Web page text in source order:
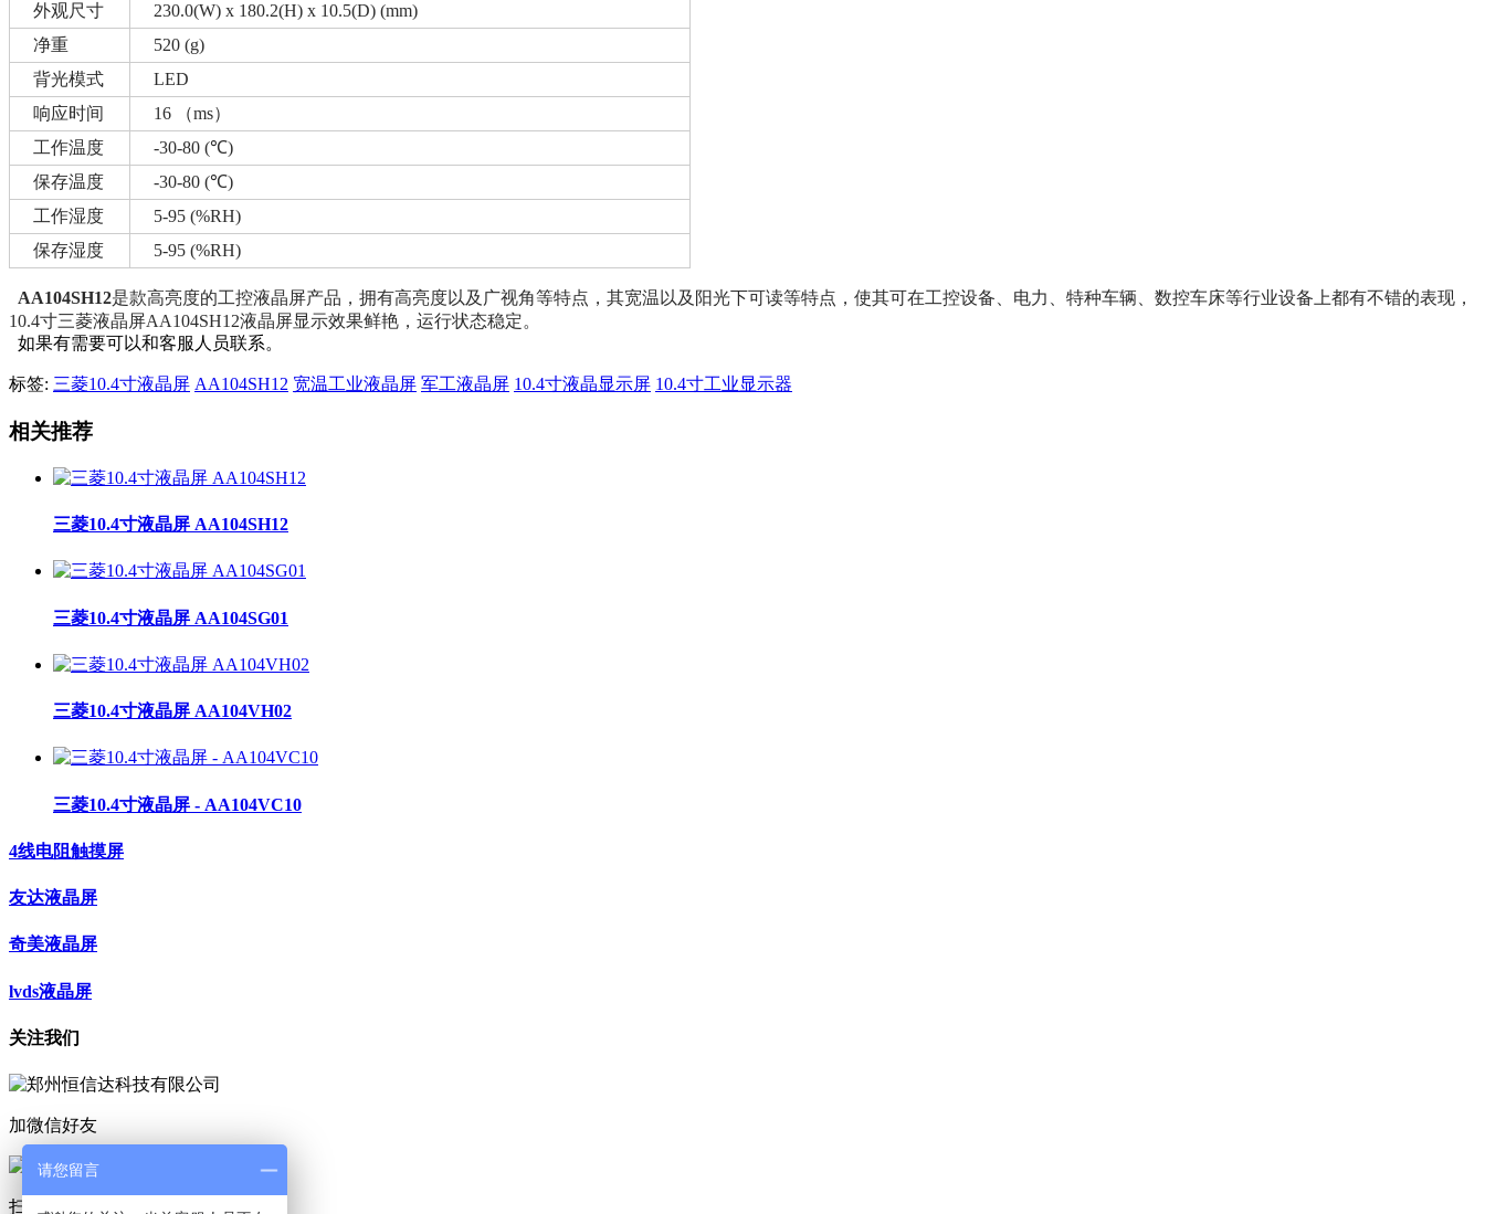
外观尺寸
230.0(W) x 180.2(H) x 10.5(D) (mm)
净重
520 (g)
背光模式
LED
响应时间
16 （ms）
工作温度
-30-80 (℃)
保存温度
-30-80 (℃)
工作湿度
5-95 (%RH)
保存湿度
5-95 (%RH)
AA104SH12是款高亮度的工控液晶屏产品，拥有高亮度以及广视角等特点，其宽温以及阳光下可读等特点，使其可在工控设备、电力、特种车辆、数控车床等行业设备上都有不错的表现，
10.4寸三菱液晶屏AA104SH12液晶屏显示效果鲜艳，运行状态稳定。
如果有需要可以和客服人员联系。
标签: 三菱10.4寸液晶屏 AA104SH12 宽温工业液晶屏 军工液晶屏 10.4寸液晶显示屏 10.4寸工业显示器
相关推荐
三菱10.4寸液晶屏 AA104SH12
三菱10.4寸液晶屏 AA104SG01
三菱10.4寸液晶屏 AA104VH02
三菱10.4寸液晶屏 - AA104VC10
4线电阻触摸屏
友达液晶屏
奇美液晶屏
lvds液晶屏
关注我们
加微信好友
扫码咨询
请您留言